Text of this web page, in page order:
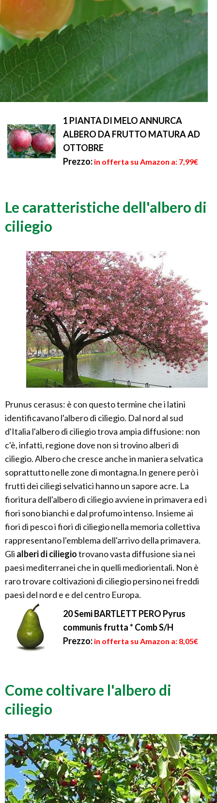
1 PIANTA DI MELO ANNURCA
ALBERO DA FRUTTO MATURA AD
OTTOBRE
Prezzo: in offerta su Amazon a: 7,99€
Le caratteristiche dell'albero di
ciliegio
Prunus cerasus: è con questo termine che i latini
identificavano l'albero di ciliegio. Dal nord al sud
d'Italia l'albero di ciliegio trova ampia diffusione: non
c'è, infatti, regione dove non si trovino alberi di
ciliegio. Albero che cresce anche in maniera selvatica
soprattutto nelle zone di montagna.In genere però i
frutti dei ciliegi selvatici hanno un sapore acre. La
fioritura dell'albero di ciliegio avviene in primavera ed i
fiori sono bianchi e dal profumo intenso. Insieme ai
fiori di pesco i fiori di ciliegio nella memoria collettiva
rappresentano l'emblema dell'arrivo della primavera.
Gli alberi di ciliegiotrovano vasta diffusione sia nei
paesi mediterranei che in quelli mediorientali. Non è
raro trovare coltivazioni di ciliegio persino nei freddi
paesi del nord e e del centro Europa.
20 Semi BARTLETT PERO Pyrus
communis frutta * Comb S/H
Prezzo: in offerta su Amazon a: 8,05€
Come coltivare l'albero di
ciliegio